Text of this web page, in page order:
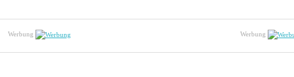
Werbung Werbung